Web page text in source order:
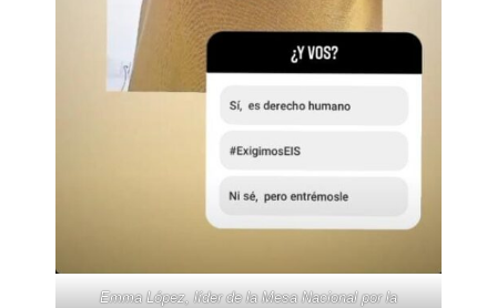
Emma López, líder de la Mesa Nacional por la